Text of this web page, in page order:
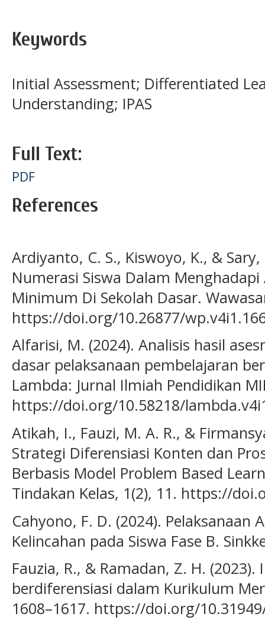
Keywords
Initial Assessment; Differentiated
Understanding; IPAS
Full Text:
PDF
References
Ardiyanto, C. S., Kiswoyo, K., &
Numerasi Siswa Dalam
Minimum Di Sekolah Dasar.
https://doi.org/10.26877/
Alfarisi, M. (2024). Analisis hasil
dasar pelaksanaan pembelajaran
Lambda: Jurnal Ilmiah Pendidikan
https://doi.org/10.58218/
Atikah, I., Fauzi, M. A. R., &
Strategi Diferensiasi Konten dan
Berbasis Model Problem Based
Tindakan Kelas, 1(2), 11. https://
Cahyono, F. D. (2024).
Kelincahan pada Siswa Fase B.
Fauzia, R., & Ramadan, Z. H.
berdiferensiasi dalam Kurikulum
1608–1617. https://doi.org/